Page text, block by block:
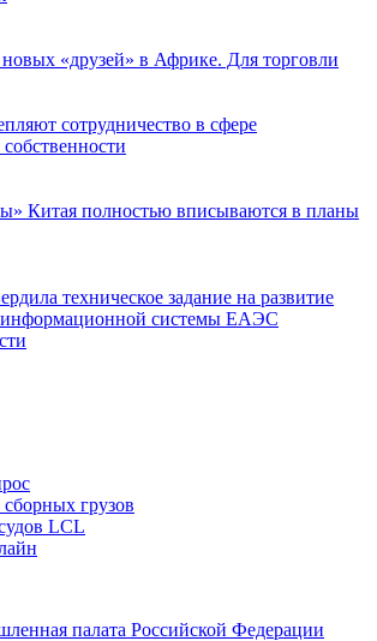
«друзей» в Африке. Для торговли
сотрудничество в сфере
Китая полностью вписываются в планы
техническое задание на развитие
информационной системы ЕАЭС
грузов
LCL